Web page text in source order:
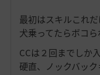
最初はスキルこれ
犬乗ってたらボコ
CCは２回までしか
硬直、ノックバッ